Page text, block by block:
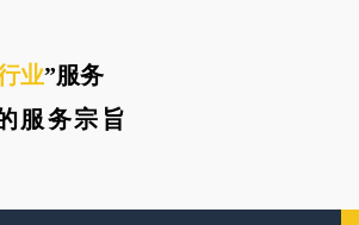
业”服务
服务宗旨